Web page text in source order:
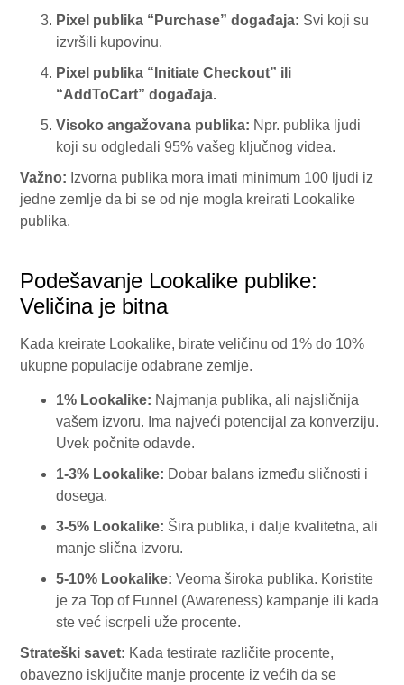
Pixel publika “Purchase” događaja: Svi koji su
izvršili kupovinu.
Pixel publika “Initiate Checkout” ili
“AddToCart” događaja.
Visoko angažovana publika: Npr. publika ljudi
koji su odgledali 95% vašeg ključnog videa.
Važno: Izvorna publika mora imati minimum 100 ljudi iz
jedne zemlje da bi se od nje mogla kreirati Lookalike
publika.
Podešavanje Lookalike publike:
Veličina je bitna
Kada kreirate Lookalike, birate veličinu od 1% do 10%
ukupne populacije odabrane zemlje.
1% Lookalike: Najmanja publika, ali najsličnija
vašem izvoru. Ima najveći potencijal za konverziju.
Uvek počnite odavde.
1-3% Lookalike: Dobar balans između sličnosti i
dosega.
3-5% Lookalike: Šira publika, i dalje kvalitetna, ali
manje slična izvoru.
5-10% Lookalike: Veoma široka publika. Koristite
je za Top of Funnel (Awareness) kampanje ili kada
ste već iscrpeli uže procente.
Strateški savet: Kada testirate različite procente,
obavezno isključite manje procente iz većih da se